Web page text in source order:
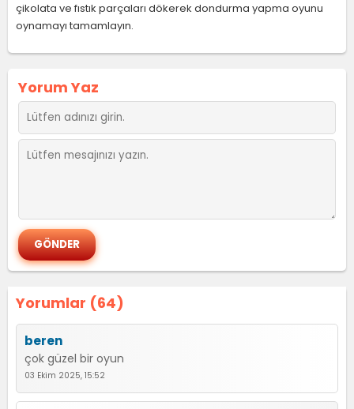
çikolata ve fıstık parçaları dökerek dondurma yapma oyunu
oynamayı tamamlayın.
Yorumlar (64)
beren
çok güzel bir oyun
03 Ekim 2025, 15:52
Yorum Yaz